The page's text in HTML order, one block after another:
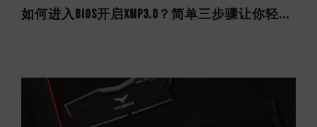
如何进入BIOS开启XMP3.0？简单三步骤让你轻...